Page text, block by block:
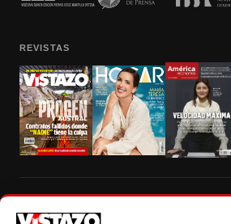
REVISTAS
autorización escrita de su titular, de todos los